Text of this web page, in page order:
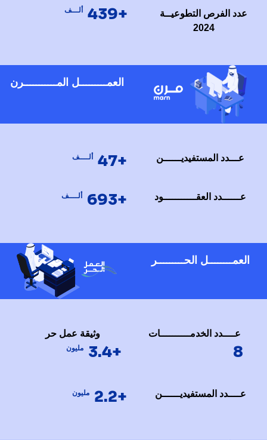
عدد الفرص التطوعيــة
2024
+439 ألـــف
العمـــــــــل المـــــــــــرن
عـــدد المستفيديــــــن +47 ألــــف
عــــــدد العقـــــــــــود +693 ألــــف
العمــــــــل الحـــــــــر
عــــدد الخدمــــــــــات
8
وثيقة عمل حر
+3.4 مليون
عــــدد المستفيديــــــن +2.2 مليون